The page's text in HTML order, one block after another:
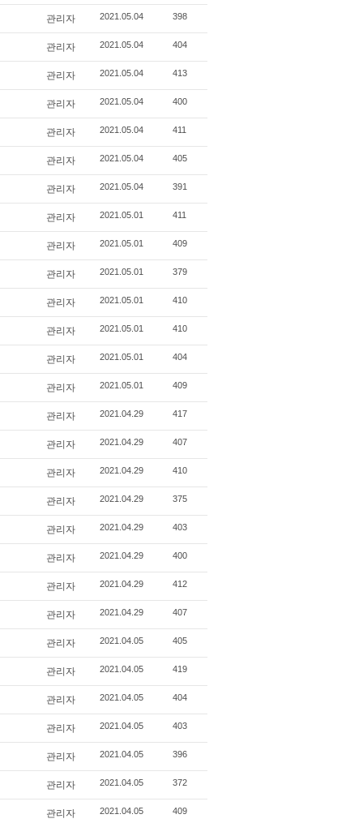
관리자 2021.05.04 398
관리자 2021.05.04 404
관리자 2021.05.04 413
관리자 2021.05.04 400
관리자 2021.05.04 411
관리자 2021.05.04 405
관리자 2021.05.04 391
관리자 2021.05.01 411
관리자 2021.05.01 409
관리자 2021.05.01 379
관리자 2021.05.01 410
관리자 2021.05.01 410
관리자 2021.05.01 404
관리자 2021.05.01 409
관리자 2021.04.29 417
관리자 2021.04.29 407
관리자 2021.04.29 410
관리자 2021.04.29 375
관리자 2021.04.29 403
관리자 2021.04.29 400
관리자 2021.04.29 412
관리자 2021.04.29 407
관리자 2021.04.05 405
관리자 2021.04.05 419
관리자 2021.04.05 404
관리자 2021.04.05 403
관리자 2021.04.05 396
관리자 2021.04.05 372
관리자 2021.04.05 409